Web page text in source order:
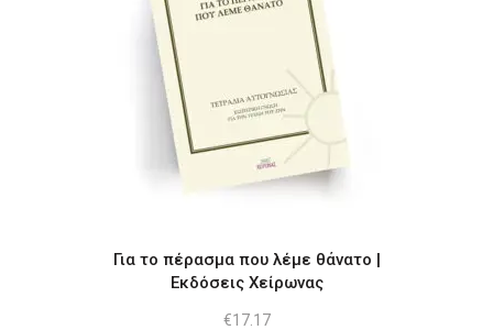
Για το πέρασμα που λέμε θάνατο |
Εκδόσεις Χείρωνας
€17.17